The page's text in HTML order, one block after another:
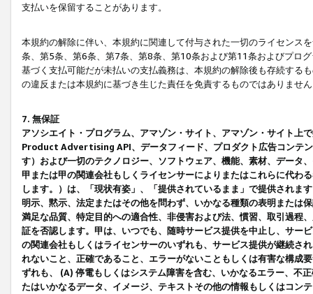
支払いを保留することがあります。
本規約の解除に伴い、本規約に関連して付与された一切のライセンス
条、第5条、第6条、第7条、第8条、第10条および第11条およびプロ
基づく支払可能だが未払いの支払義務は、本規約の解除後も存続する
の違反または本規約に基づき生じた責任を免責するものではありませ
7. 無保証
アソシエイト・プログラム、アマゾン・サイト、アマゾン・サイト上
Product Advertising API、データフィード、プロダクト広告コンテ
す）および一切のテクノロジー、ソフトウェア、機能、素材、データ
甲または甲の関連会社もしくライセンサーによりまたはこれらに代わ
します。）は、「現状有姿」、「提供されているまま」で提供されま
明示、黙示、法定またはその他を問わず、いかなる種類の表明または
満足な品質、特定目的への適合性、非侵害および法、慣習、取引過程
証を否認します。甲は、いつでも、随時サービス提供を中止し、サー
の関連会社もしくはライセンサーのいずれも、サービス提供が継続さ
れないこと、正確であること、エラーがないこともしくは有害な構成
ずれも、 (A) 停電もしくはシステム障害を含む、いかなるエラー、不
たはいかなるデータ、イメージ、テキストその他の情報もしくはコン